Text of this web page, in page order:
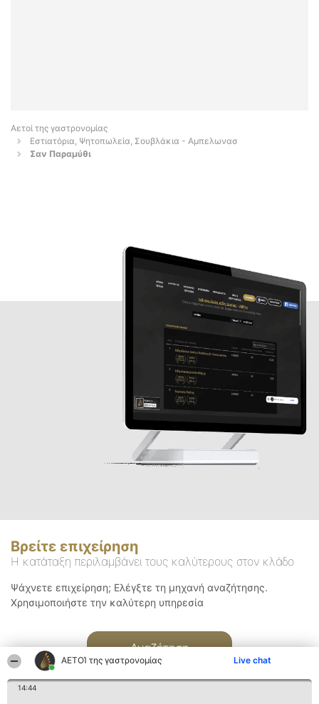
ΑΕΤΟΊ της γαστρονομίας Live chat
14:44
Αετοί της γαστρονομίας
Εστιατόρια, Ψητοπωλεία, Σουβλάκια - Αμπελωνασ
Σαν Παραμύθι
Βρείτε επιχείρηση
Η κατάταξη περιλαμβάνει τους καλύτερους στον κλάδο
Ψάχνετε επιχείρηση; Ελέγξτε τη μηχανή αναζήτησης.
Χρησιμοποιήστε την καλύτερη υπηρεσία
Αναζήτηση